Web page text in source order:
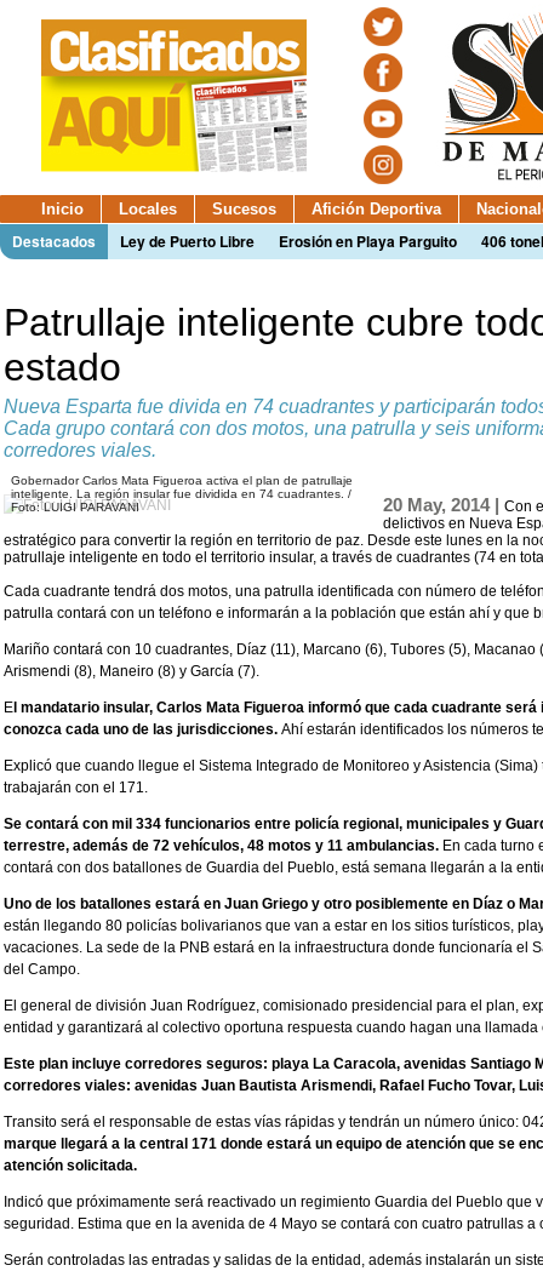
Inicio Locales Sucesos Afición Deportiva
Destacados Ley de Puerto Libre Erosión en Playa Parguito 406
Patrullaje inteligente cubre
estado
Nueva Esparta fue divida en 74 cuadrantes y participarán
Cada grupo contará con dos motos, una patrulla y seis
corredores viales.
Gobernador Carlos Mata Figueroa activa el plan de patrullaje
inteligente. La región insular fue dividida en 74 cuadrantes. /
Foto: LUIGI PARAVANI
20 May, 2014 |Con
delictivos en Nueva
estratégico para convertir la región en territorio de paz. Desde este lunes en la
patrullaje inteligente en todo el territorio insular, a través de cuadrantes (74 en
Cada cuadrante tendrá dos motos, una patrulla identificada con número de
patrulla contará con un teléfono e informarán a la población que están ahí y que
Mariño contará con 10 cuadrantes, Díaz (11), Marcano (6), Tubores (5),
Arismendi (8), Maneiro (8) y García (7).
E l mandatario insular, Carlos Mata Figueroa informó que cada cuadrante
conozca cada uno de las jurisdicciones. Ahí estarán identificados los números
Explicó que cuando llegue el Sistema Integrado de Monitoreo y Asistencia
trabajarán con el 171.
Se contará con mil 334 funcionarios entre policía regional, municipales y
terrestre, además de 72 vehículos, 48 motos y 11 ambulancias. En cada turno
contará con dos batallones de Guardia del Pueblo, está semana llegarán a la
Uno de los batallones estará en Juan Griego y otro posiblemente en Díaz o
están llegando 80 policías bolivarianos que van a estar en los sitios turísticos,
vacaciones. La sede de la PNB estará en la infraestructura donde funcionaría el
del Campo.
El general de división Juan Rodríguez, comisionado presidencial para el plan,
entidad y garantizará al colectivo oportuna respuesta cuando hagan una
Este plan incluye corredores seguros: playa La Caracola, avenidas Santiago
corredores viales: avenidas Juan Bautista Arismendi, Rafael Fucho Tovar,
Transito será el responsable de estas vías rápidas y tendrán un número único:
marque llegará a la central 171 donde estará un equipo de atención que se
atención solicitada.
Indicó que próximamente será reactivado un regimiento Guardia del Pueblo que
seguridad. Estima que en la avenida de 4 Mayo se contará con cuatro patrullas a
Serán controladas las entradas y salidas de la entidad, además instalarán un